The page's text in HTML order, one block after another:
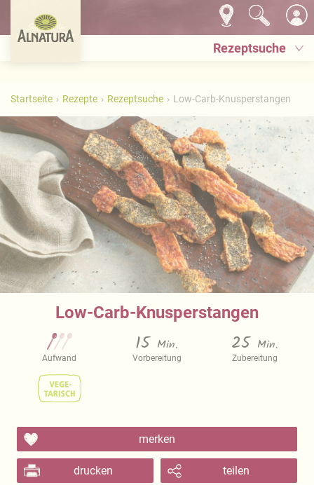
Rezeptsuche
Startseite Rezepte Rezeptsuche Low-Carb-Knusperstangen
Low-Carb-Knusperstangen
Aufwand
15 Min.
Vorbereitung
25 Min.
Zubereitung
merken
drucken teilen